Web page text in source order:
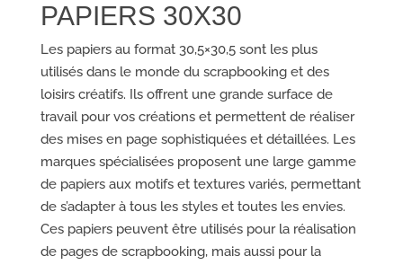
PAPIERS 30X30
Les papiers au format 30,5×30,5 sont les plus
utilisés dans le monde du scrapbooking et des
loisirs créatifs. Ils offrent une grande surface de
travail pour vos créations et permettent de réaliser
des mises en page sophistiquées et détaillées. Les
marques spécialisées proposent une large gamme
de papiers aux motifs et textures variés, permettant
de s’adapter à tous les styles et toutes les envies.
Ces papiers peuvent être utilisés pour la réalisation
de pages de scrapbooking, mais aussi pour la